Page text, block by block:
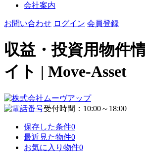
会社案内
お問い合わせ ログイン 会員登録
収益・投資用物件
イト | Move-Asset
受付時間：10:00～18:00
保存した条件0
最近見た物件0
お気に入り物件0